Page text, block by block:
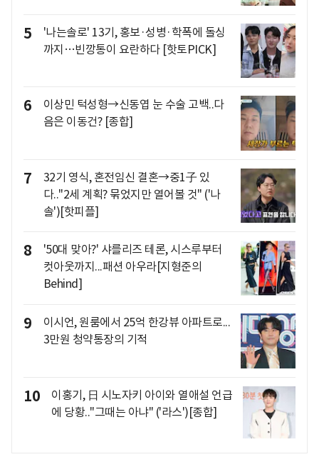
5
'나는솔로' 13기, 홍보·성병·학폭에 돌싱
까지…빈깡통이 요란하다 [핫토PICK]
6
이상민 턱성형→신동엽 눈 수술 고백..다
음은 이동건? [종합]
7
32기 영식, 혼전임신 결혼→중1子 있
다.."2세 계획? 묶었지만 열어볼 것" ('나
솔')[핫피플]
8
'50대 맞아?' 샤를리즈 테론, 시스루부터
컷아웃까지...패션 아우라[지형준의
Behind]
9
이시언, 원룸에서 25억 한강뷰 아파트로...
3만원 청약통장의 기적
10
이홍기, 日 시노자키 아이와 열애설 언급
에 당황.."그때는 아냐" ('라스')[종합]